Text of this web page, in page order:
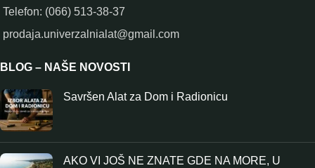
Telefon: (066) 513-38-37
prodaja.univerzalnialat@gmail.com
BLOG – NAŠE NOVOSTI
Savršen Alat za Dom i Radionicu
AKO VI JOŠ NE ZNATE GDE NA MORE, U